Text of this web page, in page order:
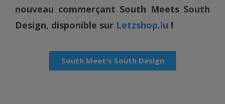
nouveau commerçant South Meets South
Design, disponible sur Letzshop.lu !
South Meet's South Design